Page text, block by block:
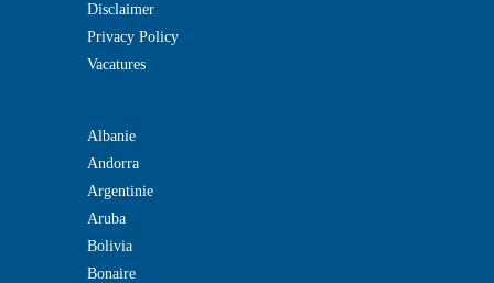
Disclaimer
Privacy Policy
Vacatures
Albanie
Andorra
Argentinie
Aruba
Bolivia
Bonaire